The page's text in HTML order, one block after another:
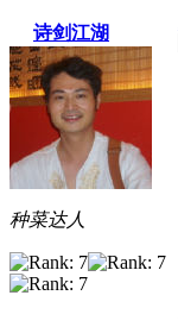
诗剑江湖
种菜达人